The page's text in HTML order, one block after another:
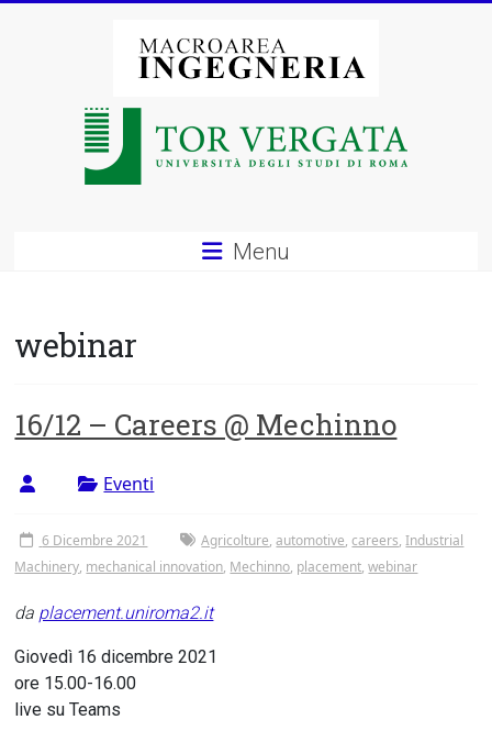
Macroarea
degli
di
Roma
Vergata
Menu
webinar
16/12 – Careers @ Mechinno
Eventi
6 Dicembre 2021 Agricolture,automotive,careers,Industrial
Machinery, mechanical innovation, Mechinno, placement,webinar
da placement.uniroma2.it
Giovedì 16 dicembre 2021
ore 15.00-16.00
live su Teams